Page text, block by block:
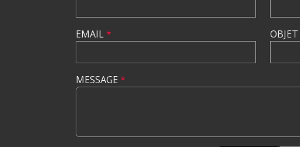
EMAIL* OBJET
MESSAGE *